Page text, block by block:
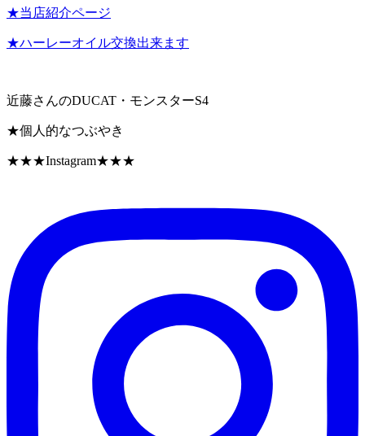
★当店紹介ページ
★ハーレーオイル交換出来ます
近藤さんのDUCAT・モンスターS4
★個人的なつぶやき
★★★Instagram★★★